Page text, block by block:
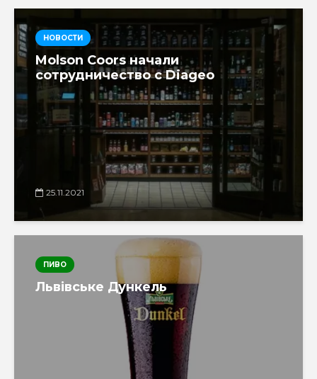
НОВОСТИ
Molson Coors начали
сотрудничество с Diageo
25.11.2021
ПИВО
Львівське Дункель